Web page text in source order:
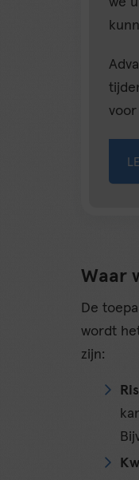
voor
Waar
De
wordt
zijn: